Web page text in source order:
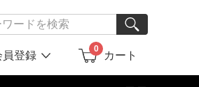
0
カート
員登録